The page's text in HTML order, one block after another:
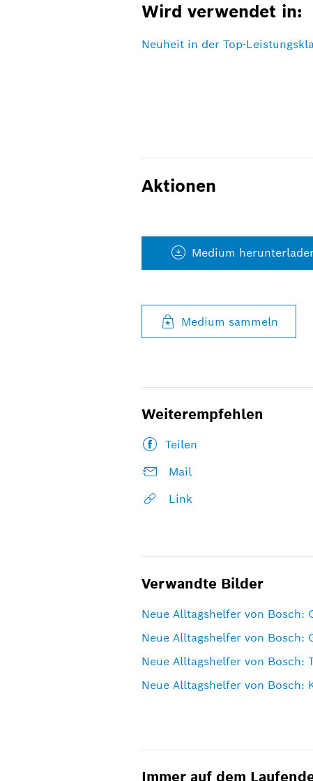
Wird verwendet in:
Neuheit in der Top-
Aktionen
Medium
Medium sammeln
Weiterempfehlen
Teilen
Mail
Link
Verwandte Bilder
Neue Alltagshelfer von
Neue Alltagshelfer von Bosch:
Neue Alltagshelfer von Bosch:
Neue Alltagshelfer von Bosch:
Immer auf dem